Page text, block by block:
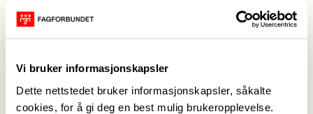
Vi bruker informasjonskapsler
Dette nettstedet bruker informasjonskapsler, såkalte
cookies, for å gi deg en best mulig brukeropplevelse.